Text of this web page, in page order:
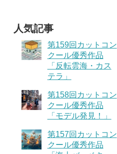
人気記事
第159回カットコン
クール優秀作品
「反転雲海・カス
テラ」
第158回カットコン
クール優秀作品
「モデル発見！」
第157回カットコン
クール優秀作品